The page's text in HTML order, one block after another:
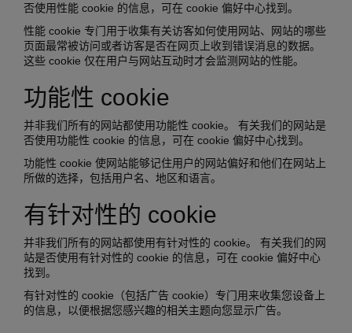
否使用性能 cookie 的信息，可在 cookie 偏好中心找到。
性能 cookie 专门用于收集有关访客如何使用网站、网站的哪些
页面最常被访问或者访客是否在网页上收到错误消息的数据。
这些 cookie 仅在用户与网站互动时才会监测网站的性能。
功能性 cookie
并非我们所有的网站都使用功能性 cookie。 有关我们的网站是
否使用功能性 cookie 的信息，可在 cookie 偏好中心找到。
功能性 cookie 使网站能够记住用户的网站偏好和他们在网站上
所做的选择，包括用户名、地区和语言。
有针对性的 cookie
并非我们所有的网站都使用有针对性的 cookie。 有关我们的网
站是否使用有针对性的 cookie 的信息，可在 cookie 偏好中心
找到。
有针对性的 cookie（包括广告 cookie）专门用来收集您设备上
的信息，以便根据您感兴趣的相关主题向您显示广告。